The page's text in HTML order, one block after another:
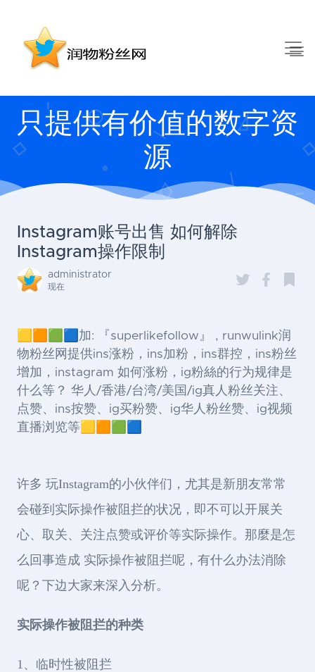
只提供有价值的数字资
源
Instagram账号出售 如何解除
Instagram操作限制
administrator
现在
🟨🟧🟩🟦加: 『superlikefollow』 , runwulink润
物粉丝网提供ins涨粉，ins加粉，ins群控，ins粉丝
增加，instagram 如何涨粉，ig粉絲的行为规律是
什么等？ 华人/香港/台湾/美国/ig真人粉丝关注、
点赞、ins按赞、ig买粉赞、ig华人粉丝赞、ig视频
直播浏览等🟨🟧🟩🟦
许多 玩Instagram的小伙伴们，尤其是新朋友常常
会碰到实际操作被阻拦的状况，即不可以开展关
心、取关、关注点赞或评价等实际操作。那麼是怎
么回事造成 实际操作被阻拦呢，有什么办法消除
呢？下边大家来深入分析。
实际操作被阻拦的种类
1、临时性被阻拦